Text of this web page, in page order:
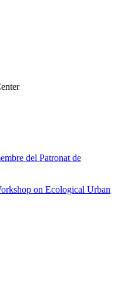
del Patronat de
on Ecological Urban